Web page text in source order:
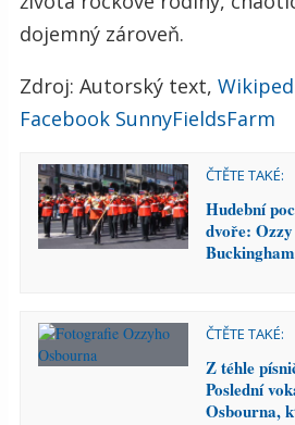
dojemný zároveň.
Zdroj: Autorský text,
Facebook SunnyFieldsFarm
ČTĚTE TAKÉ:
Hudební
dvoře:
ČTĚTE TAKÉ:
Z téhle
Poslední
Osbourna,